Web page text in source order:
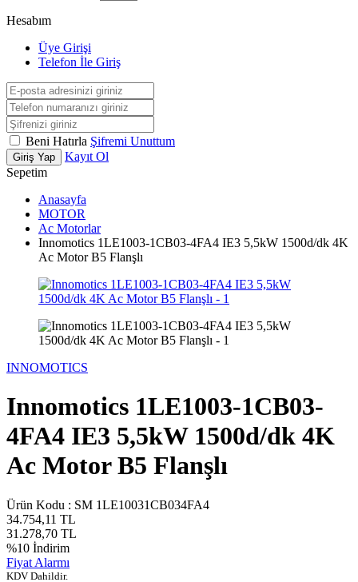
Hesabım
Üye Girişi
Telefon İle Giriş
Beni Hatırla Şifremi Unuttum
Giriş Yap
Kayıt Ol
Sepetim
Anasayfa
MOTOR
Ac Motorlar
Innomotics 1LE1003-1CB03-4FA4 IE3 5,5kW 1500d/dk 4K
Ac Motor B5 Flanşlı
INNOMOTICS
Innomotics 1LE1003-1CB03-
4FA4 IE3 5,5kW 1500d/dk 4K
Ac Motor B5 Flanşlı
Ürün Kodu : SM 1LE10031CB034FA4
34.754,11 TL
31.278,70 TL
%10 İndirim
Fiyat Alarmı
KDV Dahildir.